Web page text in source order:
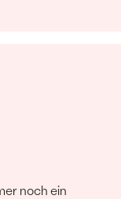
noch ein